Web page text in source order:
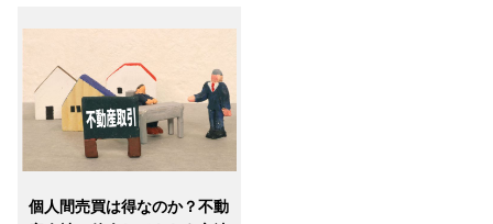
個人間売買は得なのか？不動